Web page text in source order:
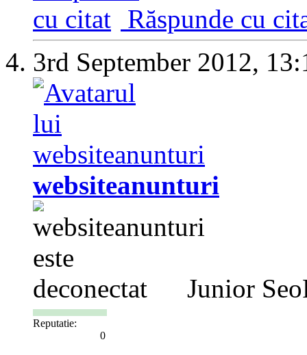
Răspunde cu
3rd September 2012,
websiteanunturi
Junior
Reputatie:
0